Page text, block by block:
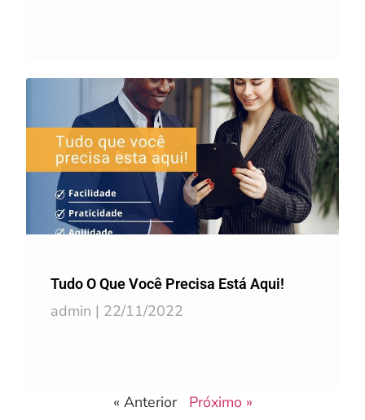
Tudo O Que Você Precisa Está Aqui!
admin 22/11/2022
« Anterior Próximo »